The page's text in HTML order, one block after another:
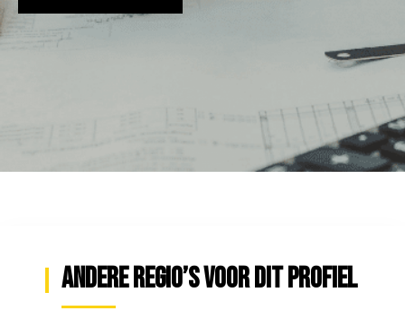
Andere regio’s voor dit profiel